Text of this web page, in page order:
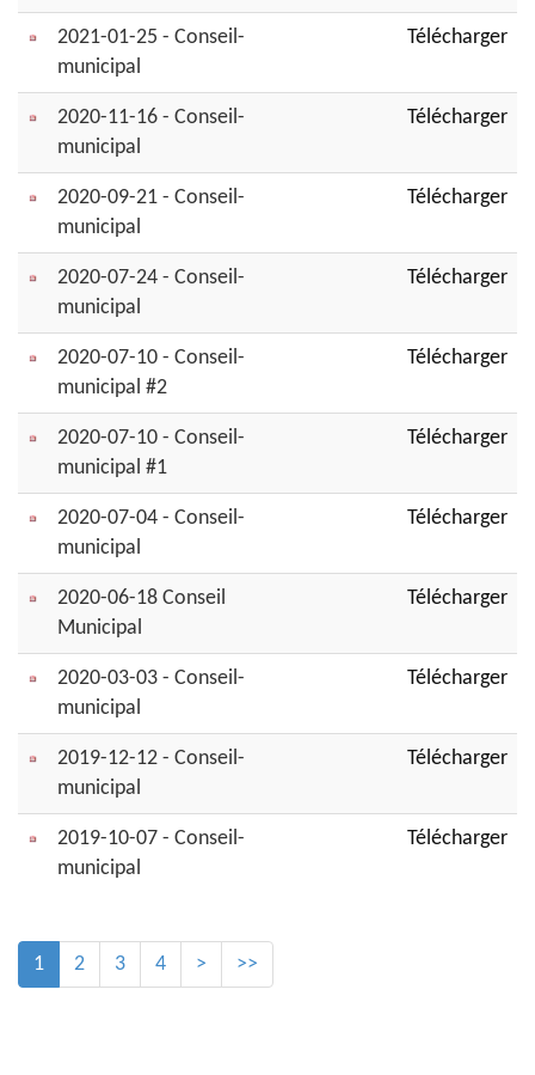
2021-01-25 - Conseil-
municipal
Télécharger
2020-11-16 - Conseil-
municipal
Télécharger
2020-09-21 - Conseil-
municipal
Télécharger
2020-07-24 - Conseil-
municipal
Télécharger
2020-07-10 - Conseil-
municipal #2
Télécharger
2020-07-10 - Conseil-
municipal #1
Télécharger
2020-07-04 - Conseil-
municipal
Télécharger
2020-06-18 Conseil
Municipal
Télécharger
2020-03-03 - Conseil-
municipal
Télécharger
2019-12-12 - Conseil-
municipal
Télécharger
2019-10-07 - Conseil-
municipal
Télécharger
1 2 3 4 > >>